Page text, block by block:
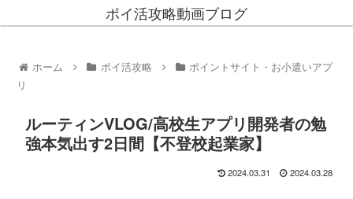
ポイ活攻略動画ブログ
ホーム ポイ活攻略
ポイントサイト・お小遣いアプ
リ
ルーティンVLOG/高校生アプリ開発者の勉
強本気出す2日間【不登校起業家】
2024.03.31 2024.03.28